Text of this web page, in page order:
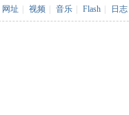
网址 视频 音乐 Flash 日志